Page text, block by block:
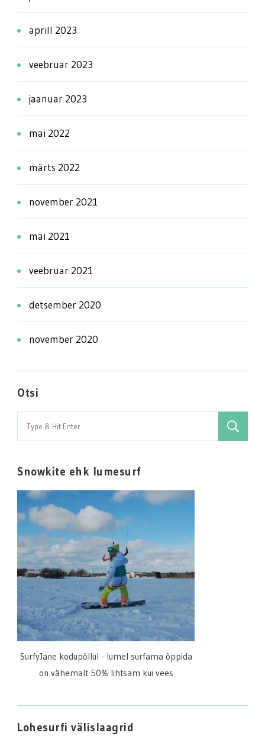
aprill 2023
veebruar 2023
jaanuar 2023
mai 2022
märts 2022
november 2021
mai 2021
veebruar 2021
detsember 2020
november 2020
Otsi
Search
for:
Snowkite ehk lumesurf
SurfyJane kodupõllul - lumel surfama õppida
on vähemalt 50% lihtsam kui vees
Lohesurfi välislaagrid